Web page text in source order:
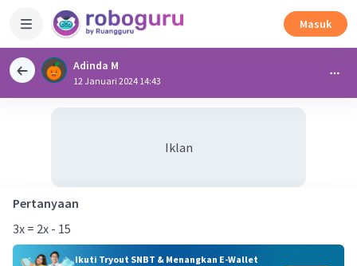
Masuk
Adinda M
12 Januari 2024 14:43
Iklan
Pertanyaan
3x = 2x - 15
Ikuti Tryout SNBT & Menangkan E-Wallet